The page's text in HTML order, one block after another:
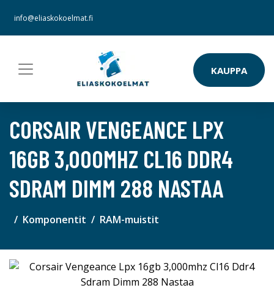
info@eliaskokoelmat.fi
KAUPPA
CORSAIR VENGEANCE LPX
16GB 3,000MHZ CL16 DDR4
SDRAM DIMM 288 NASTAA
Komponentit RAM-muistit